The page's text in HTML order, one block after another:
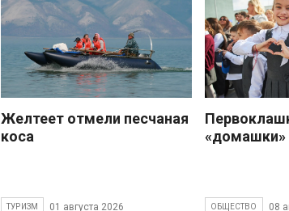
Желтеет отмели песчаная
коса
ТУРИЗМ 01 августа 2026
«домашки»
ОБЩЕСТВО 08